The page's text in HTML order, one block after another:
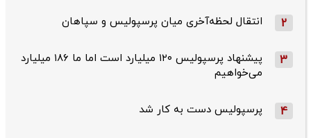
2 انتقال لحظه‌آخری میان پرسپولیس و سپاهان
3
پیشنهاد پرسپولیس ۱۲۰ میلیارد است اما ما ۱۸۶ میلیارد
می‌خواهیم
4 پرسپولیس دست به کار شد